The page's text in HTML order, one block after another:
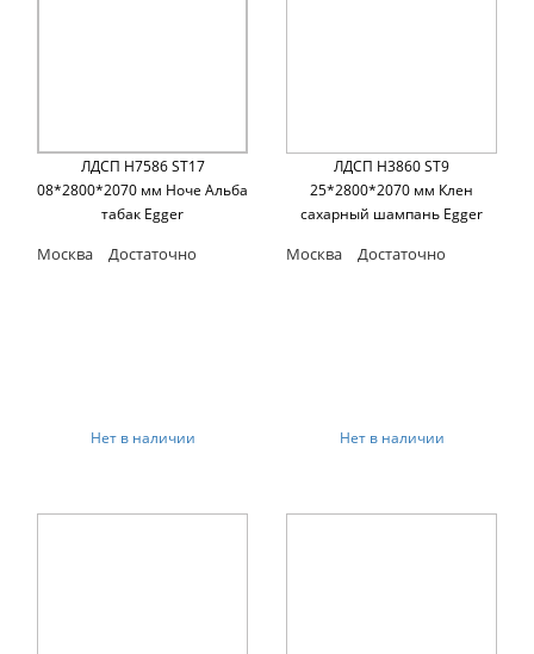
ЛДСП H7586 ST17
08*2800*2070 мм Ноче Альба
табак Egger
Москва Достаточно
Нет в наличии
ЛДСП H3860 ST9
25*2800*2070 мм Клен
сахарный шампань Egger
Москва Достаточно
Нет в наличии